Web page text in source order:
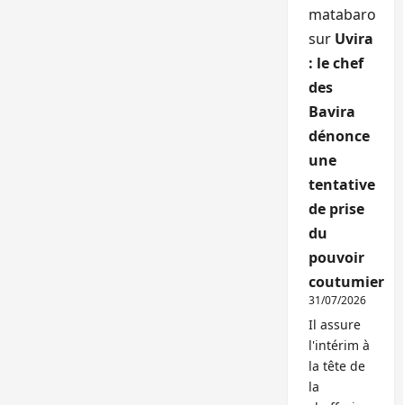
matabaro
sur Uvira
: le chef
des
Bavira
dénonce
une
tentative
de prise
du
pouvoir
coutumier
31/07/2026
Il assure
l'intérim à
la tête de
la